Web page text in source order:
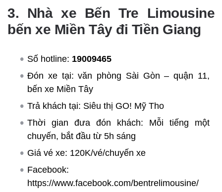
3. Nhà xe Bến Tre Limousine
bến xe Miền Tây đi Tiền Giang
Số hotline: 19009465
Đón xe tại: văn phòng Sài Gòn – quận 11,
bến xe Miền Tây
Trả khách tại: Siêu thị GO! Mỹ Tho
Thời gian đưa đón khách: Mỗi tiếng một
chuyến, bắt đầu từ 5h sáng
Giá vé xe: 120K/vé/chuyến xe
Facebook:
https://www.facebook.com/bentrelimousine/